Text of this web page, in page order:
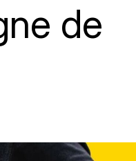
de